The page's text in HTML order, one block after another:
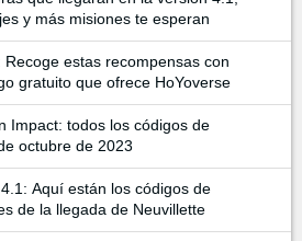
y más misiones te esperan
estas recompensas con
gratuito que ofrece HoYoverse
Impact: todos los códigos de
octubre de 2023
Aquí están los códigos de
de la llegada de Neuvillette